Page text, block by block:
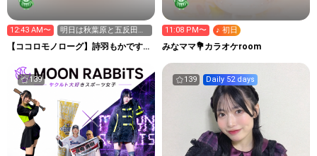
12:43 AM〜
明日は秋葉原と五反田で
ライブ！8/11撮影会で
【ココロモノローグ】詩羽もかです！
11:08 PM〜 ♪ 初日
みなママ💐カラオケroom
139 139 Daily 52 days